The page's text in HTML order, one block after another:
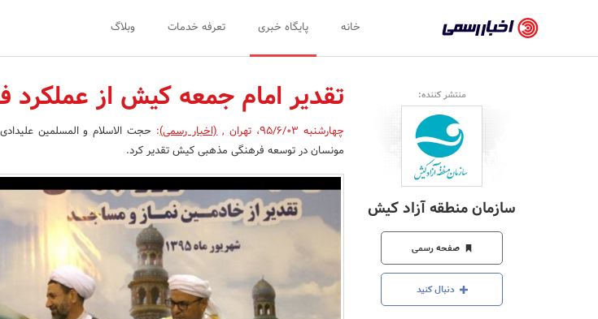
رسمی
-
اخبار
تایید
شده
شرکت‌ها،
سازمان‌ها
و
روابط
عمومی‌ها
خانه پایگاه خبری تعرفه خدمات وبلاگ
منتشر کننده:
سازمان منطقه آزاد کیش
صفحه رسمی
دنبال کنید
تقدیر امام جمعه کیش از عملکرد
چهارشنبه 95/6/03 ، تهران ,(اخبار رسمی): حجت الاسلام و المسلمین
مونسان در توسعه فرهنگی مذهبی کیش تقدیر کرد.